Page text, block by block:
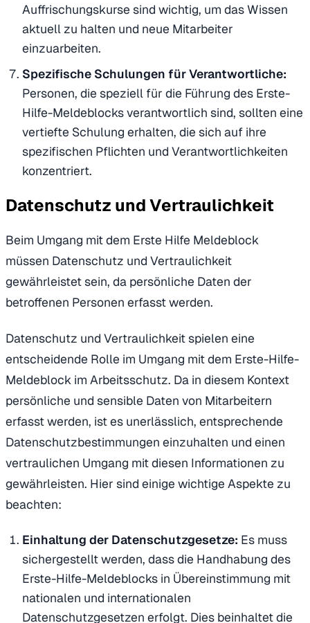
Auffrischungskurse sind wichtig, um das Wissen
aktuell zu halten und neue Mitarbeiter
einzuarbeiten.
Spezifische Schulungen für Verantwortliche:
Personen, die speziell für die Führung des Erste-
Hilfe-Meldeblocks verantwortlich sind, sollten eine
vertiefte Schulung erhalten, die sich auf ihre
spezifischen Pflichten und Verantwortlichkeiten
konzentriert.
Datenschutz und Vertraulichkeit
Beim Umgang mit dem Erste Hilfe Meldeblock
müssen Datenschutz und Vertraulichkeit
gewährleistet sein, da persönliche Daten der
betroffenen Personen erfasst werden.
Datenschutz und Vertraulichkeit spielen eine
entscheidende Rolle im Umgang mit dem Erste-Hilfe-
Meldeblock im Arbeitsschutz. Da in diesem Kontext
persönliche und sensible Daten von Mitarbeitern
erfasst werden, ist es unerlässlich, entsprechende
Datenschutzbestimmungen einzuhalten und einen
vertraulichen Umgang mit diesen Informationen zu
gewährleisten. Hier sind einige wichtige Aspekte zu
beachten:
Einhaltung der Datenschutzgesetze: Es muss
sichergestellt werden, dass die Handhabung des
Erste-Hilfe-Meldeblocks in Übereinstimmung mit
nationalen und internationalen
Datenschutzgesetzen erfolgt. Dies beinhaltet die